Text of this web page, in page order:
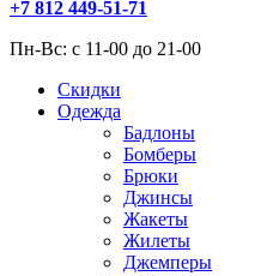
+7 812 449-51-71
Пн-Вс: с 11-00 до 21-00
Скидки
Одежда
Бадлоны
Бомберы
Брюки
Джинсы
Жакеты
Жилеты
Джемперы